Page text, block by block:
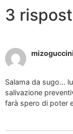
3
mizoguccini
Salama da sugo…
salivazione
farà spero di poter